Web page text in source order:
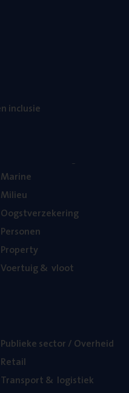
inclusie
Mari­ne
Mili­eu
Oogst­ver­ze­ke­ring
Per­so­nen
Pro­per­ty
Voer­tuig& vloot
Publie­ke sec­tor / Overheid
Retail
Trans­port& logistiek